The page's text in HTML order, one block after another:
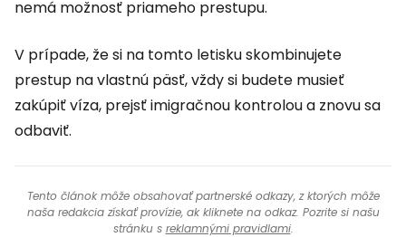
nemá možnosť priameho prestupu.
V prípade, že si na tomto letisku skombinujete
prestup na vlastnú päsť, vždy si budete musieť
zakúpiť víza, prejsť imigračnou kontrolou a znovu sa
odbaviť.
Tento článok môže obsahovať partnerské odkazy, z ktorých môže
naša redakcia získať provízie, ak kliknete na odkaz. Pozrite si našu
stránku s reklamnými pravidlami.